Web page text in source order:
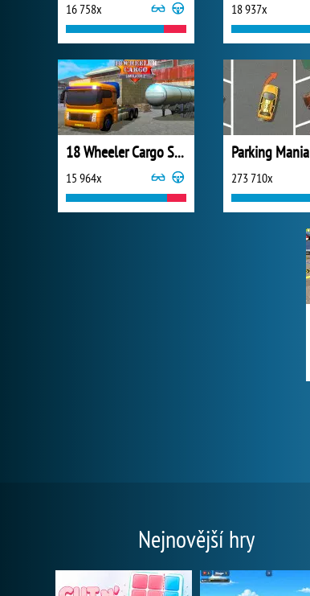
16 758x 18 937x
18 Wheeler Cargo Simulator 2
15 964x
Parking Mania
273 710x
Nejnovější hry